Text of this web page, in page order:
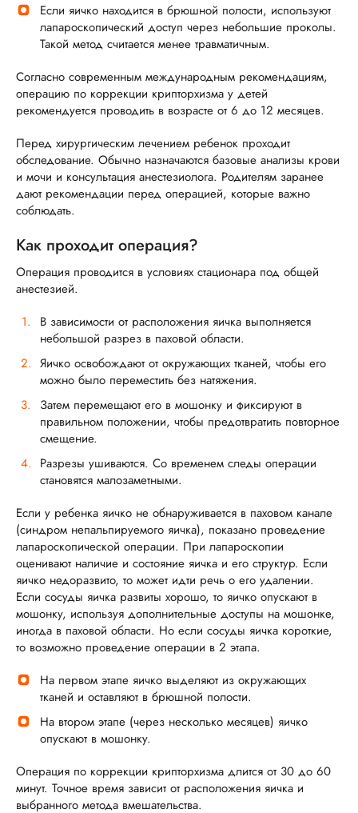
Если яичко находится в брюшной полости, используют
лапароскопический доступ через небольшие проколы.
Такой метод считается менее травматичным.
Согласно современным международным рекомендациям,
операцию по коррекции крипторхизма у детей
рекомендуется проводить в возрасте от 6 до 12 месяцев.
Перед хирургическим лечением ребенок проходит
обследование. Обычно назначаются базовые анализы крови
и мочи и консультация анестезиолога. Родителям заранее
дают рекомендации перед операцией, которые важно
соблюдать.
Как проходит операция?
Операция проводится в условиях стационара под общей
анестезией.
В зависимости от расположения яичка выполняется
небольшой разрез в паховой области.
Яичко освобождают от окружающих тканей, чтобы его
можно было переместить без натяжения.
Затем перемещают его в мошонку и фиксируют в
правильном положении, чтобы предотвратить повторное
смещение.
Разрезы ушиваются. Со временем следы операции
становятся малозаметными.
Если у ребенка яичко не обнаруживается в паховом канале
(синдром непальпируемого яичка), показано проведение
лапароскопической операции. При лапароскопии
оценивают наличие и состояние яичка и его структур. Если
яичко недоразвито, то может идти речь о его удалении.
Если сосуды яичка развиты хорошо, то яичко опускают в
мошонку, используя дополнительные доступы на мошонке,
иногда в паховой области. Но если сосуды яичка короткие,
то возможно проведение операции в 2 этапа.
На первом этапе яичко выделяют из окружающих
тканей и оставляют в брюшной полости.
На втором этапе (через несколько месяцев) яичко
опускают в мошонку.
Операция по коррекции крипторхизма длится от 30 до 60
минут. Точное время зависит от расположения яичка и
выбранного метода вмешательства.